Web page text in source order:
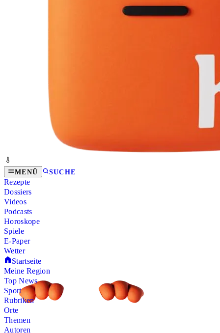
MENÜ SUCHE
Rezepte
Dossiers
Videos
Podcasts
Horoskope
Spiele
E-Paper
Wetter
Startseite
Meine Region
Top News
Sport
Rubriken
Orte
Themen
Autoren